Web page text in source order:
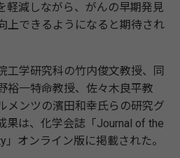
軽減しながら、がんの早期発⾒
上できるようになると期待され
学研究科の⽵内俊⽂教授、同
裕⼀特命教授、佐々⽊良平教
メンツの濱⽥和幸⽒らの研究グ
果は、化学会誌「Journal of the
」オンライン版に掲載された。